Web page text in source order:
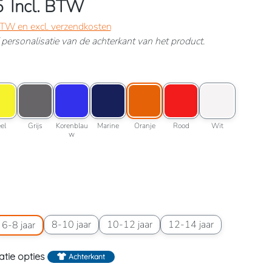
Incl. BTW
en excl. verzendkosten
van de achterkant van het product.
Geel
Kleuroptie: Grijs
Grijs
Kleuroptie: Korenblauw
Korenblau
w
Kleuroptie: Marine
Marine
Kleuroptie: Oranje
Oranje
Kleuroptie: Rood
Rood
Kleuroptie: Wit
Wit
jaar
6-8 jaar 6-8 jaar
8-10 jaar
Maatoptie: 8-10 jaar10-12 jaar
Maatoptie: 10-12 jaar12-14 jaar
Maatoptie: 12-14 jaar
opties Achterkant